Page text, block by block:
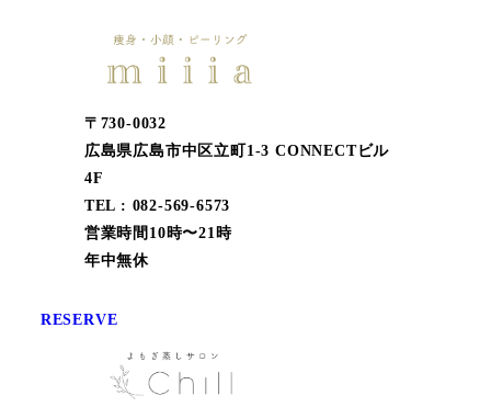
〒730-0032
広島県広島市中区立町1-3 CONNECTビル
4F
TEL : 082-569-6573
営業時間10時〜21時
年中無休
RESERVE